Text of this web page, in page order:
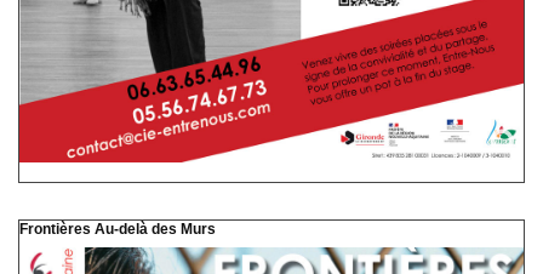
Frontières Au-delà des Murs